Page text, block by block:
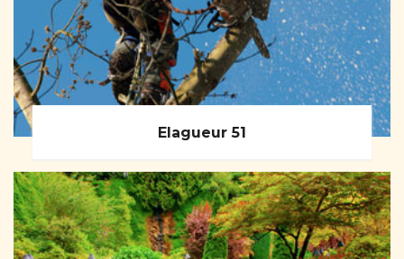
Elagueur 51